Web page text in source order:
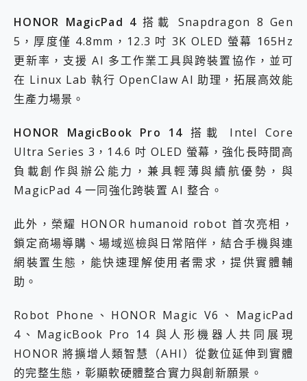
HONOR MagicPad 4 搭載 Snapdragon 8 Gen
5，厚度僅 4.8mm，12.3 吋 3K OLED 螢幕 165Hz
更新率，支援 AI 多工作業工具與跨裝置協作，並可
在 Linux Lab 執行 OpenClaw AI 助理，拓展高效能
生產力場景。
HONOR MagicBook Pro 14 搭載 Intel Core
Ultra Series 3，14.6 吋 OLED 螢幕，強化長時間高
負載創作與辦公能力，兼具輕薄與續航優勢，與
MagicPad 4 一同強化跨裝置 AI 整合。
此外，榮耀 HONOR humanoid robot 首次亮相，
鎖定商場導購、場域巡檢與日常陪伴，結合手機與連
網裝置生態，能快速理解使用者需求，提供實體輔
助。
Robot Phone、HONOR Magic V6、MagicPad
4、MagicBook Pro 14 與人形機器人共同展現
HONOR 將擴增人類智慧（AHI）從數位延伸到實體
的完整生態，彰顯軟硬體整合實力與創新願景。